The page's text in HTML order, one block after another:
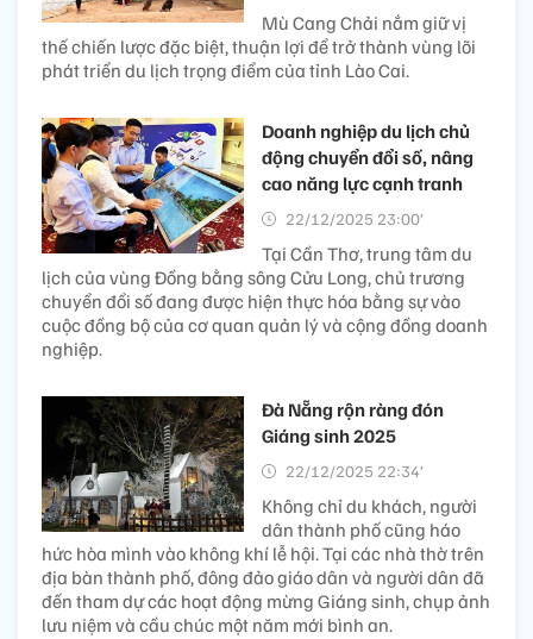
Mù Cang Chải nắm giữ vị
thế chiến lược đặc biệt, thuận lợi để trở thành vùng lõi
phát triển du lịch trọng điểm của tỉnh Lào Cai.
Doanh nghiệp du lịch chủ
động chuyển đổi số, nâng
cao năng lực cạnh tranh
22/12/2025 23:00’
Tại Cần Thơ, trung tâm du
lịch của vùng Đồng bằng sông Cửu Long, chủ trương
chuyển đổi số đang được hiện thực hóa bằng sự vào
cuộc đồng bộ của cơ quan quản lý và cộng đồng doanh
nghiệp.
Đà Nẵng rộn ràng đón
Giáng sinh 2025
22/12/2025 22:34’
Không chỉ du khách, người
dân thành phố cũng háo
hức hòa mình vào không khí lễ hội. Tại các nhà thờ trên
địa bàn thành phố, đông đảo giáo dân và người dân đã
đến tham dự các hoạt động mừng Giáng sinh, chụp ảnh
lưu niệm và cầu chúc một năm mới bình an.